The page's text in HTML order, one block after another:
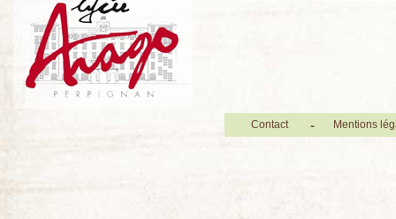
Contact Mentions